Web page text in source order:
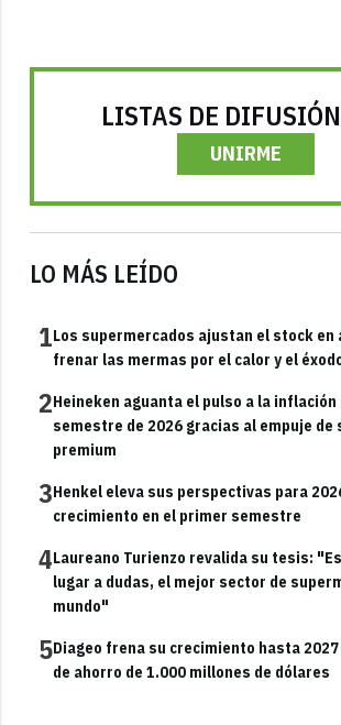
LISTAS DE
UNIRME
LO MÁS LEÍDO
1Los supermercados ajustan el stock en
frenar las mermas por el calor y el
2Heineken aguanta el pulso a la
semestre de 2026 gracias al empuje de
premium
3Henkel eleva sus perspectivas para
crecimiento en el primer semestre
4Laureano Turienzo revalida su tesis:
lugar a dudas, el mejor sector de
mundo"
5Diageo frena su crecimiento hasta 2027
de ahorro de 1.000 millones de dólares